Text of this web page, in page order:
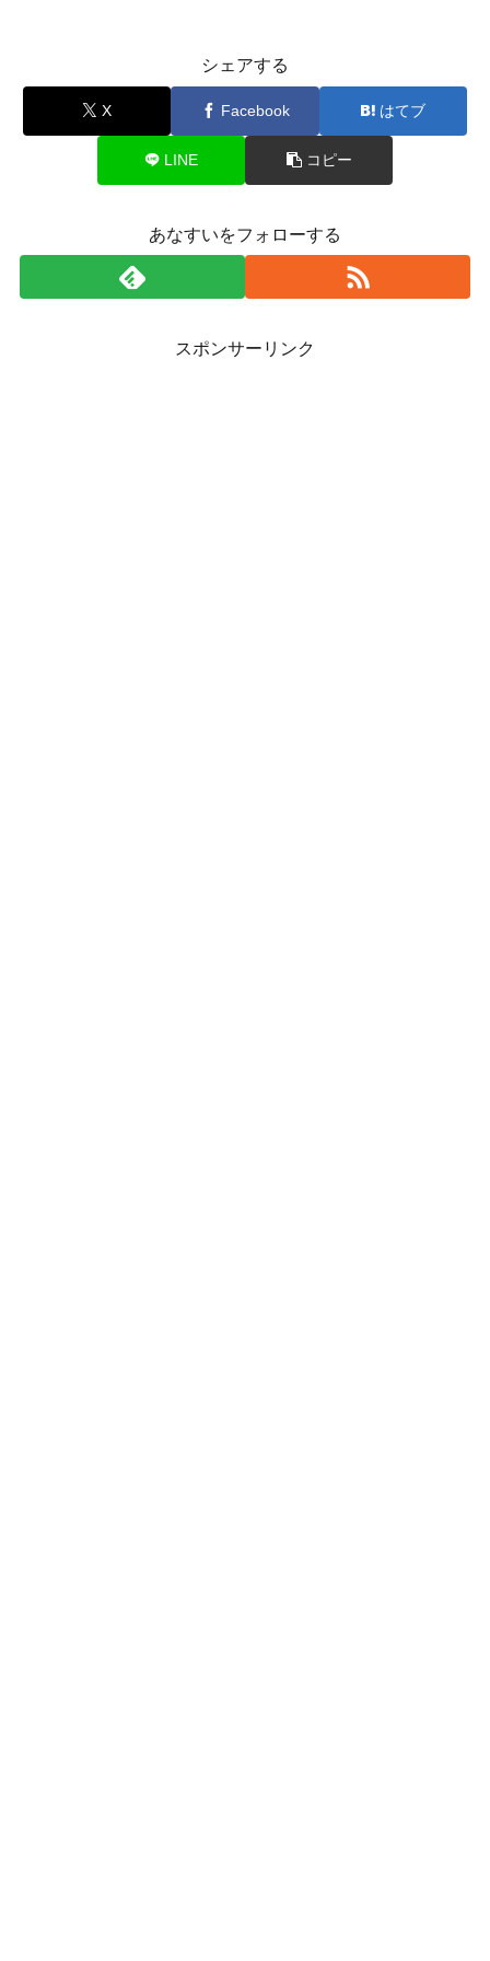
シェアする
X Facebook はてブ
LINE コピー
あなすいをフォローする
スポンサーリンク